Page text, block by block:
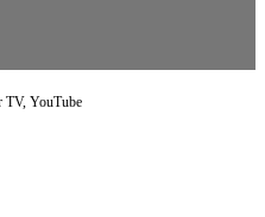
TV, YouTube